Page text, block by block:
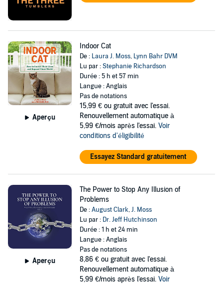
Aperçu
Indoor Cat
De : Laura J. Moss, Lynn Bahr DVM
Lu par :Stephanie Richardson
Durée : 5 h et 57 min
Langue : Anglais
Pas de notations
15,99 € ou gratuit avec l'essai.
Renouvellement automatique à
5,99 €/mois après l'essai. Voir
conditions d'éligibilité
Essayez Standard gratuitement
Aperçu
The Power to Stop Any Illusion of
Problems
De :August Clark,J. Moss
Lu par : Dr. Jeff Hutchinson
Durée : 1 h et 24 min
Langue : Anglais
Pas de notations
8,86 € ou gratuit avec l'essai.
Renouvellement automatique à
5,99 €/mois après l'essai. Voir